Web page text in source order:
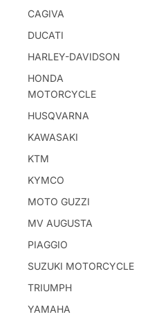
CAGIVA
DUCATI
HARLEY-DAVIDSON
HONDA
MOTORCYCLE
HUSQVARNA
KAWASAKI
KTM
KYMCO
MOTO GUZZI
MV AUGUSTA
PIAGGIO
SUZUKI MOTORCYCLE
TRIUMPH
YAMAHA